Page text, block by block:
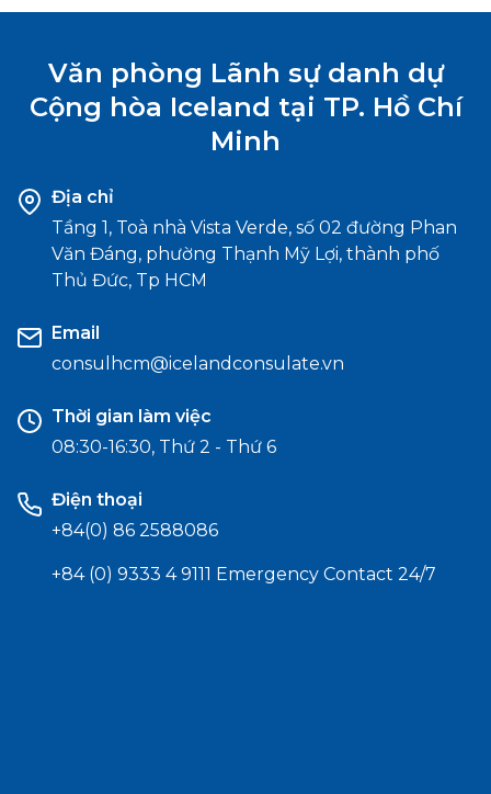
Văn phòng Lãnh sự danh dự
Cộng hòa Iceland tại TP. Hồ Chí
Minh
Địa chỉ
Tầng 1, Toà nhà Vista Verde, số 02 đường Phan
Văn Đáng, phường Thạnh Mỹ Lợi, thành phố
Thủ Đức, Tp HCM
Email
consulhcm@icelandconsulate.vn
Thời gian làm việc
08:30-16:30, Thứ 2 - Thứ 6
Điện thoại
+84(0) 86 2588086
+84 (0) 9333 4 9111 Emergency Contact 24/7